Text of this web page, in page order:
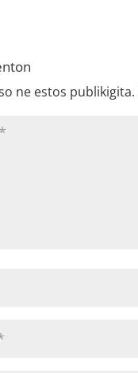
ne estos publikigita.